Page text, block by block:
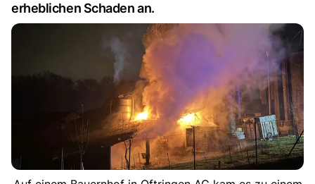
erheblichen Schaden an.